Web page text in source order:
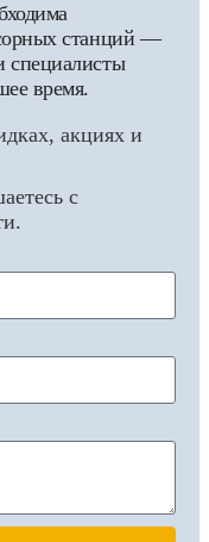
станций —
специалисты
время.
акциях и
с